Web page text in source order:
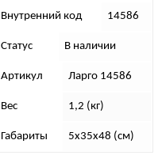
Внутренний код 14586
Статус В наличии
Артикул Ларго 14586
Вес 1,2 (кг)
Габариты 5х35х48 (см)